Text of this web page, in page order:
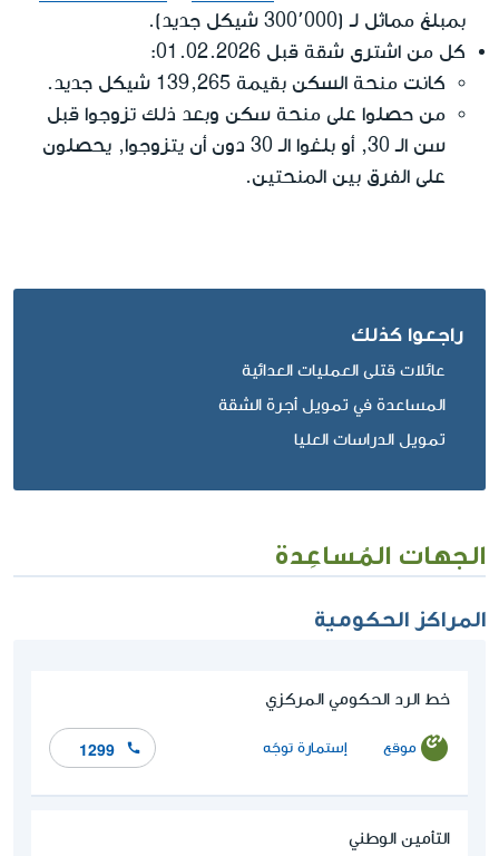
بمبلغ مماثل لـ (300٬000 شيكل جديد).
كل من اشترى شقة قبل 01.02.2026:
كانت منحة السكن بقيمة 139,265 شيكل جديد.
من حصلوا على منحة سكن وبعد ذلك تزوجوا قبل
سن الـ 30, أو بلغوا الـ 30 دون أن يتزوجوا, يحصلون
على الفرق بين المنحتين.
راجعوا كذلك
عائلات قتلى العمليات العدائية
المساعدة في تمويل أجرة الشقة
تمويل الدراسات العليا
الجهات المُساعِدة
المراكز الحكومية
خط الرد الحكومي المركزي
موقع إستمارة توجّه 1299
التأمين الوطني